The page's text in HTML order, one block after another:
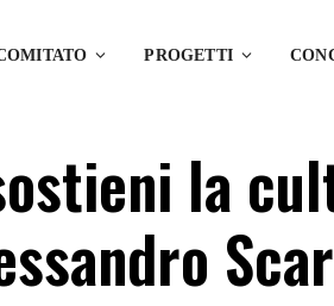
PROGETTI
la